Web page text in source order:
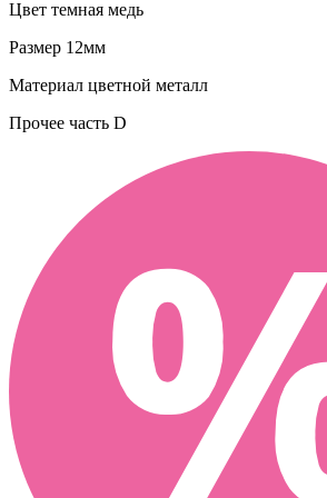
Цвет темная медь
Размер 12мм
Материал цветной металл
Прочее часть D